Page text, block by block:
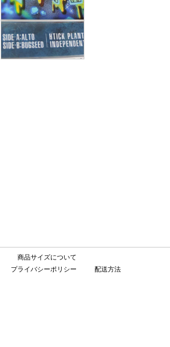
商品サイズについて
プライバシーポリシー 配送方法